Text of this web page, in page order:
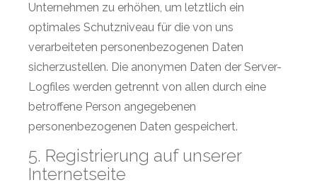
Unternehmen zu erhöhen, um letztlich ein
optimales Schutzniveau für die von uns
verarbeiteten personenbezogenen Daten
sicherzustellen. Die anonymen Daten der Server-
Logfiles werden getrennt von allen durch eine
betroffene Person angegebenen
personenbezogenen Daten gespeichert.
5. Registrierung auf unserer
Internetseite